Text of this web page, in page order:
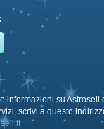
informazioni su Astrosell
scrivi a questo